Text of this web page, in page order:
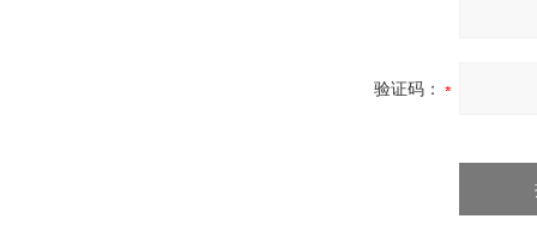
验证码：